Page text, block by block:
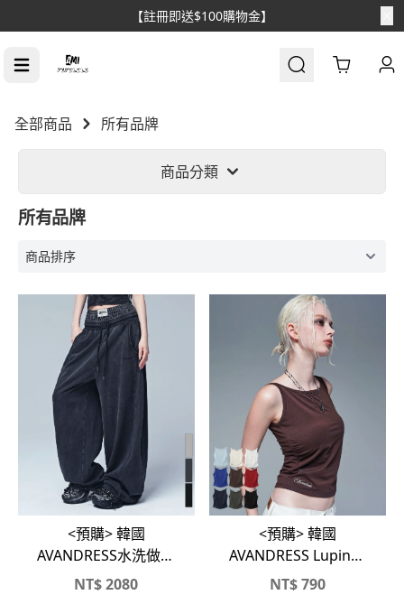
【消費滿$1688免運】
Cart
全部商品 所有品牌
商品分類
所有品牌
<預購> 韓國
AVANDRESS水洗做舊
感假兩件垂墜寬褲
NT$2080
<預購> 韓國
AVANDRESS Lupin船
型領顯瘦抓皺背心
NT$790